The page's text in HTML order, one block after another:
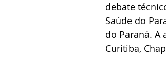
debate
Saúde do
do Paraná. A
Curitiba,